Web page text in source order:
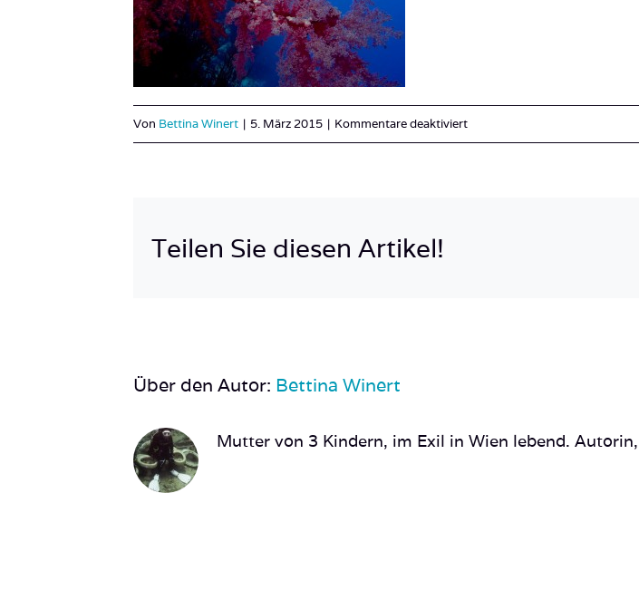
Von Bettina Winert | 5. März 2015 | Kommentare deaktiviertfür
Teilen Sie diesen Artikel!
Über den Autor: Bettina Winert
Mutter von 3 Kindern, im Exil in Wien lebend.